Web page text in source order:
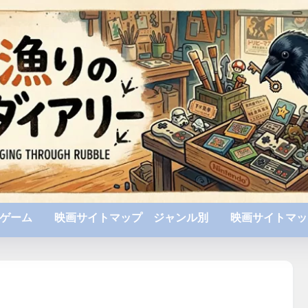
ゲーム 映画サイトマップ ジャンル別 映画サイトマ